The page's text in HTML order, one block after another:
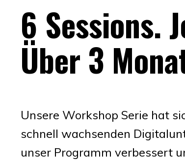
6 Sessions.
Über 3
Unsere Workshop Serie hat
schnell wachsenden
unser Programm verbessert